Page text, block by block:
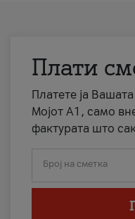
Плати
Платете ја
Мојот А1, само
фактурата што
Број на сметка